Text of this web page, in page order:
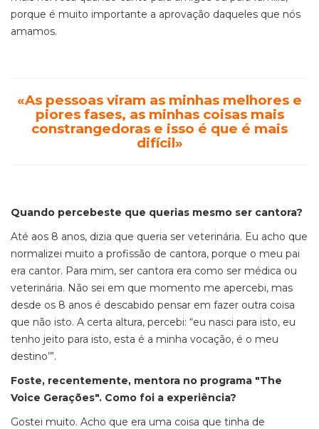
porque é muito importante a aprovação daqueles que nós
amamos.
«As pessoas viram as minhas melhores e
piores fases, as minhas coisas mais
constrangedoras e isso é que é mais
difícil»
Quando percebeste que querias mesmo ser cantora?
Até aos 8 anos, dizia que queria ser veterinária. Eu acho que
normalizei muito a profissão de cantora, porque o meu pai
era cantor. Para mim, ser cantora era como ser médica ou
veterinária. Não sei em que momento me apercebi, mas
desde os 8 anos é descabido pensar em fazer outra coisa
que não isto. A certa altura, percebi: “eu nasci para isto, eu
tenho jeito para isto, esta é a minha vocação, é o meu
destino’”.
Foste, recentemente, mentora no programa "The
Voice Gerações". Como foi a experiência?
Gostei muito. Acho que era uma coisa que tinha de